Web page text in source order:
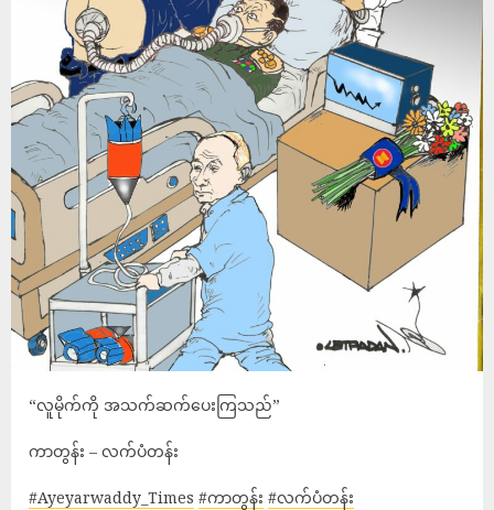
“လူမိုက်ကို အသက်ဆက်ပေးကြသည်”
ကာတွန်း – လက်ပံတန်း
#Ayeyarwaddy_Times #ကာတွန်း #လက်ပံတန်း